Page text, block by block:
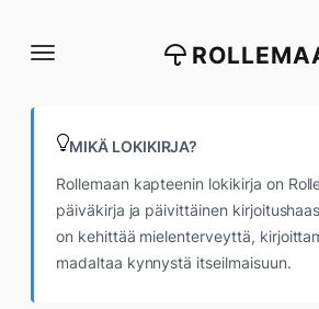
suoraan
MIKÄ LOKIKIRJA?
Rollemaan kapteenin lokikirja on
päiväkirja ja päivittäinen
on kehittää mielenterveyttä,
madaltaa kynnystä itseilmaisuun.